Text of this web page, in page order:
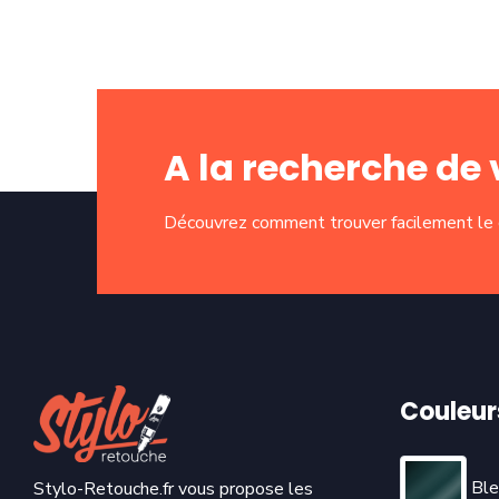
A la recherche de
Découvrez comment trouver facilement
Stylo-Retouche.fr vous propose les